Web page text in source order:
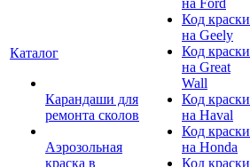
Каталог
Карандаши для
ремонта сколов
Аэрозольная
краска в
на Ford
Код краски
на Geely
Код краски
на Great
Wall
Код краски
на Haval
Код краски
на Honda
Код краски